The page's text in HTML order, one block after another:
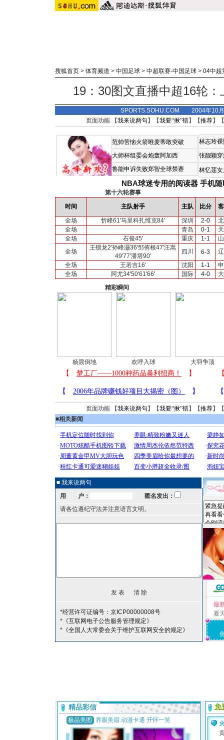
搜狐首页 > 体育频道 > 中国足球 > 中超联赛-中国足球 > 04中超
19：30图文直播中超16轮
SPORTS.SOHU.COM 2004年10
页面功能 【我来说两句 】【我要“揪”错】【推荐】
范帅苦恼火箭唯麦蒂敢突破
大师杯组委会炮轰阿加西
鲁能申诉失败郑智全球禁赛
林志玲
张靓颖
林忆莲
NBA球迷专用的阅读器 手机
第十六轮赛事
时间
主队射手 主队 比分
全场
忻峰61'马里科扎维克84' 深圳 2-0
全场
青岛 0-1
全场
石俊45' 重庆 1-1
全场
王锁龙2'孙峰灏36'邹侑根47'汪嵩
49'77'潘塔90'
四川 6-3
全场
王若吉16' 沈阳 1-1
全场
阿尤34'50'61'66' 国际 4-0
精彩瞬间
杨晨倒地 欢呼入球 大羽争顶
页面功能 【我来说两句 】【我要“揪”错】【推荐】
■相关新闻
■ 我来说两句
用 户：
匿名发出：
请各位遵纪守法并注意语言文明。
*经营许可证编号：京ICP00000008号
*《互联网电子公告服务管理规定》
*《全国人大常委会关于维护互联网安全的规定》
最
夏